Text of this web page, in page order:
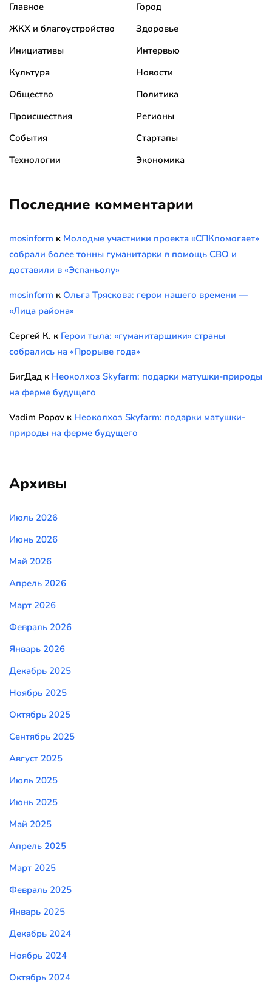
Главное
Город
ЖКХ и благоустройство
Здоровье
Инициативы
Интервью
Культура
Новости
Общество
Политика
Происшествия
Регионы
События
Стартапы
Технологии
Экономика
Последние комментарии
mosinform к Молодые участники проекта «СПКпомогает»
собрали более тонны гуманитарки в помощь СВО и
доставили в «Эспаньолу»
mosinform к Ольга Тряскова: герои нашего времени —
«Лица района»
Сергей К. к Герои тыла: «гуманитарщики» страны
собрались на «Прорыве года»
БигДад к Неоколхоз Skyfarm: подарки матушки-природы
на ферме будущего
Vadim Popov к Неоколхоз Skyfarm: подарки матушки-
природы на ферме будущего
Архивы
Июль 2026
Июнь 2026
Май 2026
Апрель 2026
Март 2026
Февраль 2026
Январь 2026
Декабрь 2025
Ноябрь 2025
Октябрь 2025
Сентябрь 2025
Август 2025
Июль 2025
Июнь 2025
Май 2025
Апрель 2025
Март 2025
Февраль 2025
Январь 2025
Декабрь 2024
Ноябрь 2024
Октябрь 2024